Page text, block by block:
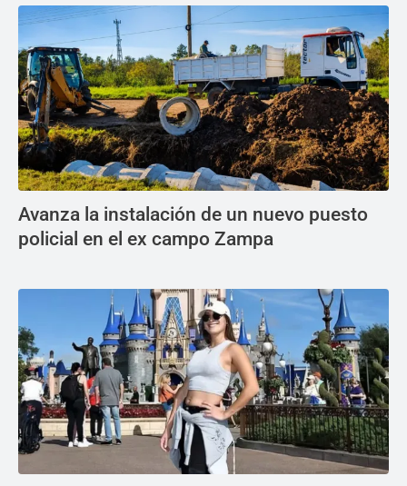
Avanza la instalación de un nuevo puesto
policial en el ex campo Zampa